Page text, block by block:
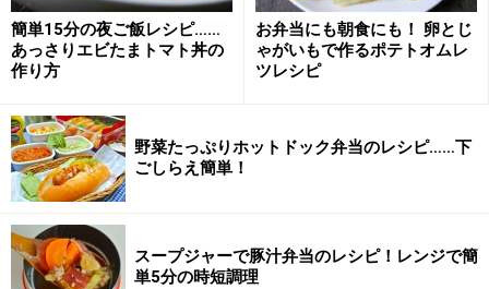
簡単15分の夜ご飯レシピ……
あっさりエビたまトマト丼の
作り方
お弁当にも朝食にも！ 卵とじ
ゃがいもで作るポテトオムレ
ツレシピ
野菜たっぷりホットドック弁当のレシピ……下
ごしらえ簡単！
スープジャーで豚汁弁当のレシピ！レンジで簡
単5分の時短調理